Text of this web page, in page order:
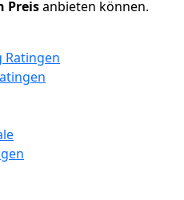
Preisanbieten können.
Ratingen